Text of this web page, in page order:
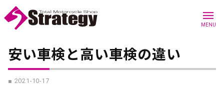
menu
MENU
安い車検と高い車検の違い
■ 2021-10-17